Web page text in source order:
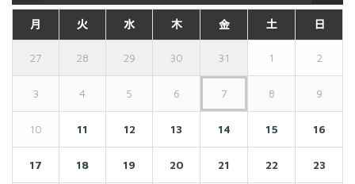
月 火 水 木 金 土 日
27 28 29 30 31 1 2
3 4 5 6 7 8 9
10 11 12 13 14 15 16
17 18 19 20 21 22 23